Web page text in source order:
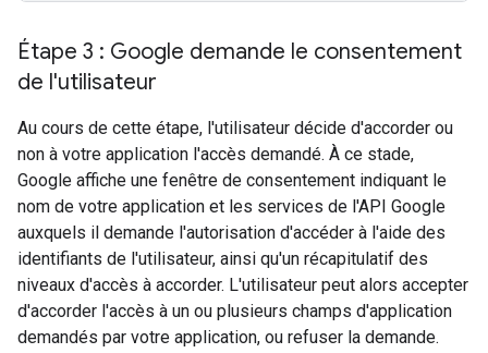
Étape 3 : Google demande le consentement
de l'utilisateur
Au cours de cette étape, l'utilisateur décide d'accorder ou
non à votre application l'accès demandé. À ce stade,
Google affiche une fenêtre de consentement indiquant le
nom de votre application et les services de l'API Google
auxquels il demande l'autorisation d'accéder à l'aide des
identifiants de l'utilisateur, ainsi qu'un récapitulatif des
niveaux d'accès à accorder. L'utilisateur peut alors accepter
d'accorder l'accès à un ou plusieurs champs d'application
demandés par votre application, ou refuser la demande.